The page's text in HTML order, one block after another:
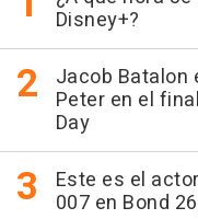
Disney+?
Jacob Batalon
Peter en el
Day
Este es el
007 en Bond